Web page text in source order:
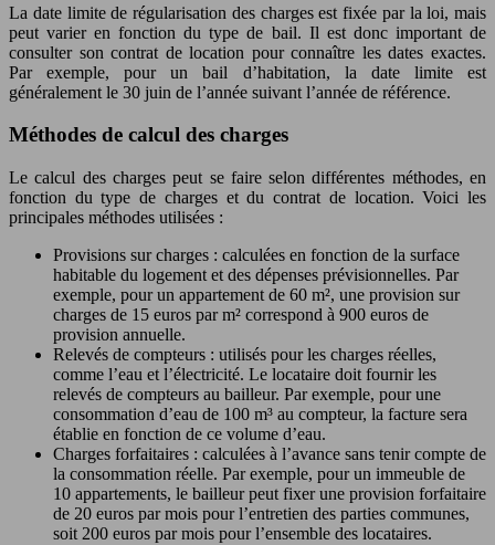
La date limite de régularisation des charges est fixée par la loi, mais
peut varier en fonction du type de bail. Il est donc important de
consulter son contrat de location pour connaître les dates exactes.
Par exemple, pour un bail d’habitation, la date limite est
généralement le 30 juin de l’année suivant l’année de référence.
Méthodes de calcul des charges
Le calcul des charges peut se faire selon différentes méthodes, en
fonction du type de charges et du contrat de location. Voici les
principales méthodes utilisées :
Provisions sur charges : calculées en fonction de la surface
habitable du logement et des dépenses prévisionnelles. Par
exemple, pour un appartement de 60 m², une provision sur
charges de 15 euros par m² correspond à 900 euros de
provision annuelle.
Relevés de compteurs : utilisés pour les charges réelles,
comme l’eau et l’électricité. Le locataire doit fournir les
relevés de compteurs au bailleur. Par exemple, pour une
consommation d’eau de 100 m³ au compteur, la facture sera
établie en fonction de ce volume d’eau.
Charges forfaitaires : calculées à l’avance sans tenir compte de
la consommation réelle. Par exemple, pour un immeuble de
10 appartements, le bailleur peut fixer une provision forfaitaire
de 20 euros par mois pour l’entretien des parties communes,
soit 200 euros par mois pour l’ensemble des locataires.